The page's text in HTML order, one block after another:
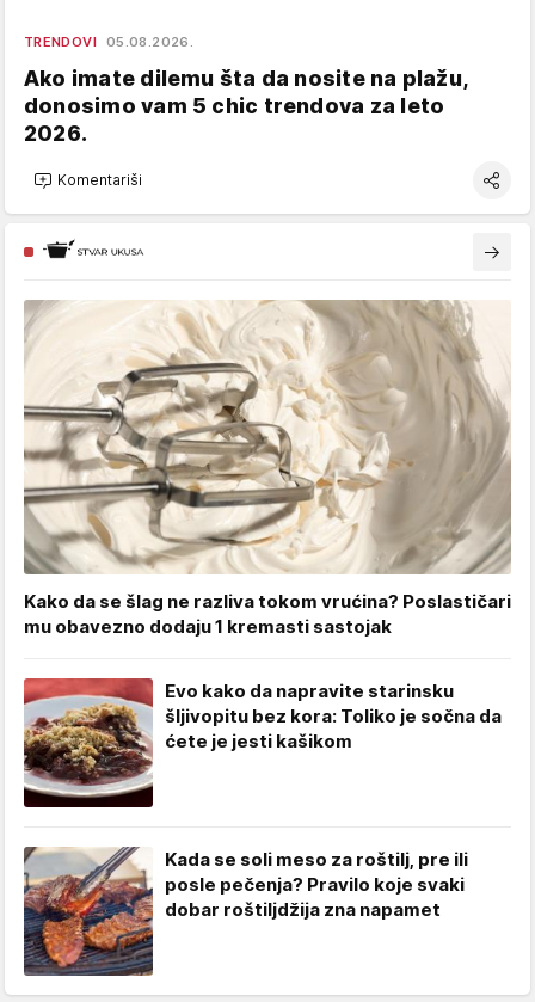
TRENDOVI 05.08.2026.
Ako imate dilemu šta da nosite na plažu,
donosimo vam 5 chic trendova za leto
2026.
Komentariši
Kako da se šlag ne razliva tokom vrućina? Poslastičari
mu obavezno dodaju 1 kremasti sastojak
Evo kako da napravite starinsku
šljivopitu bez kora: Toliko je sočna da
ćete je jesti kašikom
Kada se soli meso za roštilj, pre ili
posle pečenja? Pravilo koje svaki
dobar roštiljdžija zna napamet